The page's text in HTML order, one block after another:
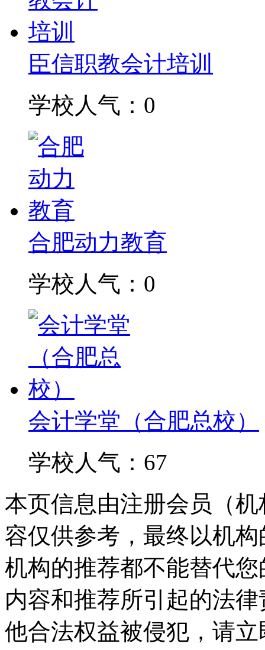
臣信职教会计培训
学校人气：0
合肥动力教育
学校人气：0
会计学堂（合肥总校）
学校人气：67
本页信息由注册会员（
容仅供参考，最终以机
机构的推荐都不能替代
内容和推荐所引起的法
他合法权益被侵犯，请